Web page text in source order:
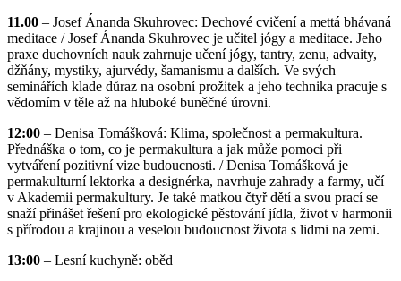
11.00 – Josef Ánanda Skuhrovec: Dechové cvičení a mettá bhávaná
meditace / Josef Ánanda Skuhrovec je učitel jógy a meditace. Jeho
praxe duchovních nauk zahrnuje učení jógy, tantry, zenu, advaity,
džňány, mystiky, ajurvédy, šamanismu a dalších. Ve svých
seminářích klade důraz na osobní prožitek a jeho technika pracuje s
vědomím v těle až na hluboké buněčné úrovni.
12:00 – Denisa Tomášková: Klima, společnost a permakultura.
Přednáška o tom, co je permakultura a jak může pomoci při
vytváření pozitivní vize budoucnosti. / Denisa Tomášková je
permakulturní lektorka a designérka, navrhuje zahrady a farmy, učí
v Akademii permakultury. Je také matkou čtyř dětí a svou prací se
snaží přinášet řešení pro ekologické pěstování jídla, život v harmonii
s přírodou a krajinou a veselou budoucnost života s lidmi na zemi.
13:00 – Lesní kuchyně: oběd